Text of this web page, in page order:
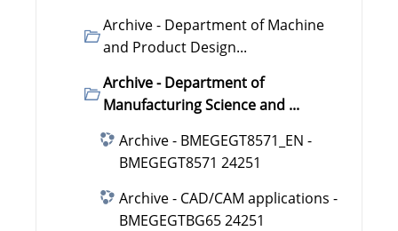
Archive - Department of Machine
and Product Design...
Archive - Department of
Manufacturing Science and ...
Archive - BMEGEGT8571_EN -
BMEGEGT8571 24251
Archive - CAD/CAM applications -
BMEGEGTBG65 24251